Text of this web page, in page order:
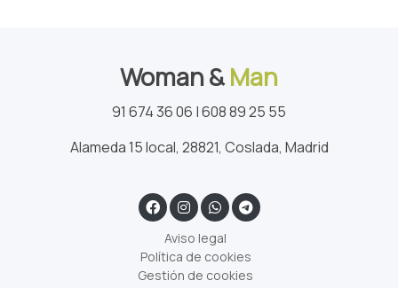
Woman &Man
91 674 36 06 | 608 89 25 55
Alameda 15 local, 28821, Coslada, Madrid
Aviso legal
Política de cookies
Gestión de cookies